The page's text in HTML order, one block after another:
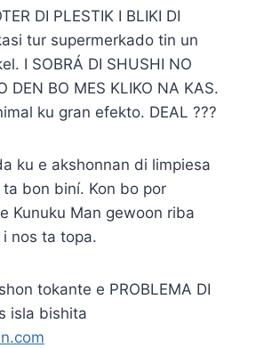
DI PLESTIK I BLIKI DI
tur supermerkado tin un
I SOBRÁ DI SHUSHI NO
DEN BO MES KLIKO NA KAS.
ku gran efekto. DEAL ???
ku e akshonnan di limpiesa
bon biní. Kon bo por
Kunuku Man gewoon riba
nos ta topa.
tokante e PROBLEMA DI
isla bishita